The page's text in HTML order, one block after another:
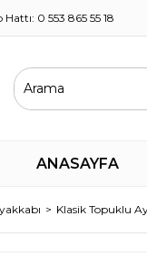
0 553 865 55 18
ANASAYFA
Klasik Topuklu